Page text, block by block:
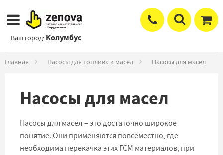
Ваш город: Колумбус
Главная Насосы для топлива и масел Насосы для масел
Насосы для масел
Насосы для масел – это достаточно широкое
понятие. Они применяются повсеместно, где
необходима перекачка этих ГСМ материалов, при